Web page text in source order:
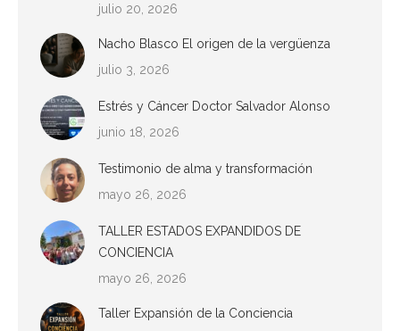
julio 20, 2026
Nacho Blasco El origen de la vergüenza
julio 3, 2026
Estrés y Cáncer Doctor Salvador Alonso
junio 18, 2026
Testimonio de alma y transformación
mayo 26, 2026
TALLER ESTADOS EXPANDIDOS DE
CONCIENCIA
mayo 26, 2026
Taller Expansión de la Conciencia